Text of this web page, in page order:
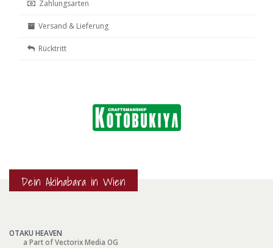
Zahlungsarten
Versand & Lieferung
Rücktritt
Dein Akihabara in Wien
OTAKU HEAVEN
a Part of Vectorix Media OG